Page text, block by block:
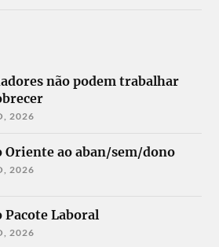
não podem trabalhar
2026
Oriente ao aban/sem/dono
2026
Laboral
2026